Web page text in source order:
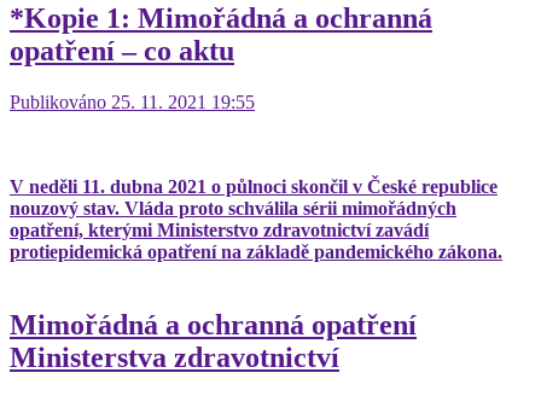
*Kopie 1: Mimořádná a ochranná
opatření – co aktu
Publikováno 25. 11. 2021 19:55
V neděli 11. dubna 2021 o půlnoci skončil v České republice
nouzový stav. Vláda proto schválila sérii mimořádných
opatření, kterými Ministerstvo zdravotnictví zavádí
protiepidemická opatření na základě pandemického zákona.
Mimořádná a ochranná opatření
Ministerstva zdravotnictví